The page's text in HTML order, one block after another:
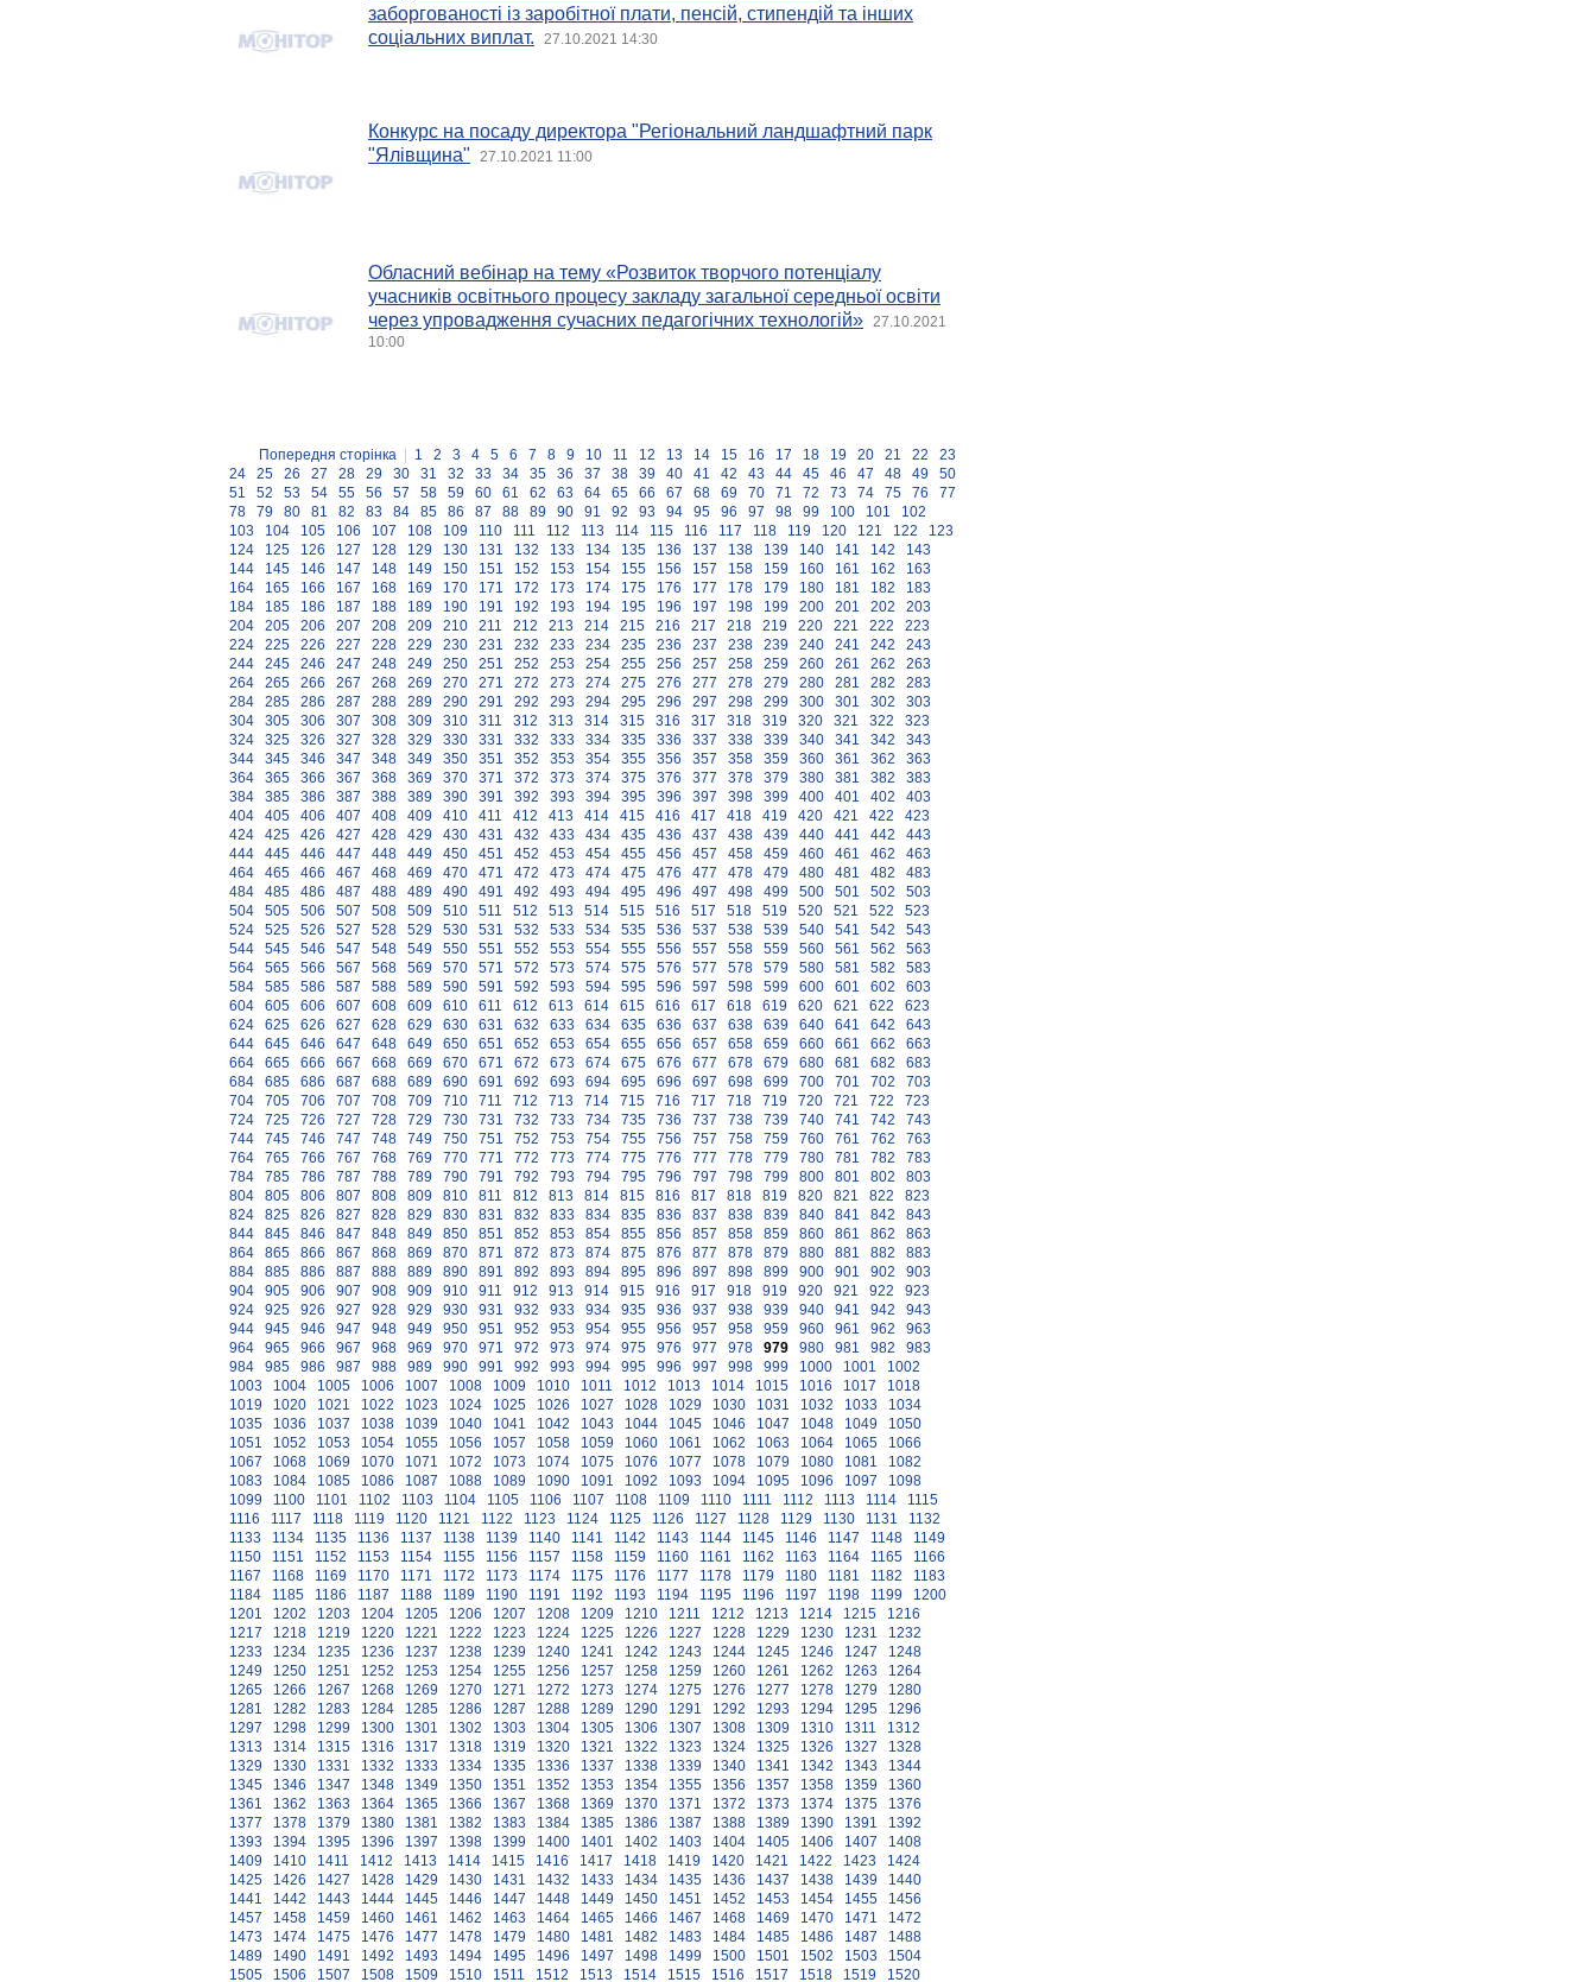
заборгованості із заробітної плати, пенсій, стипендій та інших
соціальних виплат.
27.10.2021 14:30
Конкурс на посаду директора "Регіональний ландшафтний парк
"Ялівщина"
27.10.2021 11:00
Обласний вебінар на тему «Розвиток творчого потенціалу
учасників освітнього процесу закладу загальної середньої освіти
через упровадження сучасних педагогічних технологій»
27.10.2021
10:00
Попередня сторінка 1 2 3 4 5 6 7 8 9 10 11 12 13 14 15 16 17 18 19 20 21 22
23
24
25 26 27 28 29 30 31 32 33 34 35 36 37 38 39 40 41 42 43 44 45 46 47 48 49
50
51
52 53 54 55 56 57 58 59 60 61 62 63 64 65 66 67 68 69 70 71 72 73 74 75 76
77
78
79 80 81 82 83 84 85 86 87 88 89 90 91 92 93 94 95 96 97 98 99 100 101
102
103
104 105 106 107 108 109 110 111 112 113 114 115 116 117 118 119 120 121 122
123
124
125 126 127 128 129 130 131 132 133 134 135 136 137 138 139 140 141 142
143
144
145 146 147 148 149 150 151 152 153 154 155 156 157 158 159 160 161 162
163
164
165 166 167 168 169 170 171 172 173 174 175 176 177 178 179 180 181 182
183
184
185 186 187 188 189 190 191 192 193 194 195 196 197 198 199 200 201 202
203
204
205 206 207 208 209 210 211 212 213 214 215 216 217 218 219 220 221 222
223
224
225 226 227 228 229 230 231 232 233 234 235 236 237 238 239 240 241 242
243
244
245 246 247 248 249 250 251 252 253 254 255 256 257 258 259 260 261 262
263
264
265 266 267 268 269 270 271 272 273 274 275 276 277 278 279 280 281 282
283
284
285 286 287 288 289 290 291 292 293 294 295 296 297 298 299 300 301 302
303
304
305 306 307 308 309 310 311 312 313 314 315 316 317 318 319 320 321 322
323
324
325 326 327 328 329 330 331 332 333 334 335 336 337 338 339 340 341 342
343
344
345 346 347 348 349 350 351 352 353 354 355 356 357 358 359 360 361 362
363
364
365 366 367 368 369 370 371 372 373 374 375 376 377 378 379 380 381 382
383
384
385 386 387 388 389 390 391 392 393 394 395 396 397 398 399 400 401 402
403
404
405 406 407 408 409 410 411 412 413 414 415 416 417 418 419 420 421 422
423
424
425 426 427 428 429 430 431 432 433 434 435 436 437 438 439 440 441 442
443
444
445 446 447 448 449 450 451 452 453 454 455 456 457 458 459 460 461 462
463
464
465 466 467 468 469 470 471 472 473 474 475 476 477 478 479 480 481 482
483
484
485 486 487 488 489 490 491 492 493 494 495 496 497 498 499 500 501 502
503
504
505 506 507 508 509 510 511 512 513 514 515 516 517 518 519 520 521 522
523
524
525 526 527 528 529 530 531 532 533 534 535 536 537 538 539 540 541 542
543
544
545 546 547 548 549 550 551 552 553 554 555 556 557 558 559 560 561 562
563
564
565 566 567 568 569 570 571 572 573 574 575 576 577 578 579 580 581 582
583
584
585 586 587 588 589 590 591 592 593 594 595 596 597 598 599 600 601 602
603
604
605 606 607 608 609 610 611 612 613 614 615 616 617 618 619 620 621 622
623
624
625 626 627 628 629 630 631 632 633 634 635 636 637 638 639 640 641 642
643
644
645 646 647 648 649 650 651 652 653 654 655 656 657 658 659 660 661 662
663
664
665 666 667 668 669 670 671 672 673 674 675 676 677 678 679 680 681 682
683
684
685 686 687 688 689 690 691 692 693 694 695 696 697 698 699 700 701 702
703
704
705 706 707 708 709 710 711 712 713 714 715 716 717 718 719 720 721 722
723
724
725 726 727 728 729 730 731 732 733 734 735 736 737 738 739 740 741 742
743
744
745 746 747 748 749 750 751 752 753 754 755 756 757 758 759 760 761 762
763
764
765 766 767 768 769 770 771 772 773 774 775 776 777 778 779 780 781 782
783
784
785 786 787 788 789 790 791 792 793 794 795 796 797 798 799 800 801 802
803
804
805 806 807 808 809 810 811 812 813 814 815 816 817 818 819 820 821 822
823
824
825 826 827 828 829 830 831 832 833 834 835 836 837 838 839 840 841 842
843
844
845 846 847 848 849 850 851 852 853 854 855 856 857 858 859 860 861 862
863
864
865 866 867 868 869 870 871 872 873 874 875 876 877 878 879 880 881 882
883
884
885 886 887 888 889 890 891 892 893 894 895 896 897 898 899 900 901 902
903
904
905 906 907 908 909 910 911 912 913 914 915 916 917 918 919 920 921 922
923
924
925 926 927 928 929 930 931 932 933 934 935 936 937 938 939 940 941 942
943
944
945 946 947 948 949 950 951 952 953 954 955 956 957 958 959 960 961 962
963
964
965 966 967 968 969 970 971 972 973 974 975 976 977 978 979 980 981 982
983
984
985 986 987 988 989 990 991 992 993 994 995 996 997 998 999 1000 1001
1002
1003
1004 1005 1006 1007 1008 1009 1010 1011 1012 1013 1014 1015 1016 1017
1018
1019
1020 1021 1022 1023 1024 1025 1026 1027 1028 1029 1030 1031 1032 1033
1034
1035
1036 1037 1038 1039 1040 1041 1042 1043 1044 1045 1046 1047 1048 1049
1050
1051
1052 1053 1054 1055 1056 1057 1058 1059 1060 1061 1062 1063 1064 1065
1066
1067
1068 1069 1070 1071 1072 1073 1074 1075 1076 1077 1078 1079 1080 1081
1082
1083
1084 1085 1086 1087 1088 1089 1090 1091 1092 1093 1094 1095 1096 1097
1098
1099
1100 1101 1102 1103 1104 1105 1106 1107 1108 1109 1110 1111 1112 1113 1114
1115
1116
1117 1118 1119 1120 1121 1122 1123 1124 1125 1126 1127 1128 1129 1130 1131
1132
1133
1134 1135 1136 1137 1138 1139 1140 1141 1142 1143 1144 1145 1146 1147 1148
1149
1150
1151 1152 1153 1154 1155 1156 1157 1158 1159 1160 1161 1162 1163 1164 1165
1166
1167
1168 1169 1170 1171 1172 1173 1174 1175 1176 1177 1178 1179 1180 1181 1182
1183
1184
1185 1186 1187 1188 1189 1190 1191 1192 1193 1194 1195 1196 1197 1198 1199
1200
1201
1202 1203 1204 1205 1206 1207 1208 1209 1210 1211 1212 1213 1214 1215
1216
1217
1218 1219 1220 1221 1222 1223 1224 1225 1226 1227 1228 1229 1230 1231
1232
1233
1234 1235 1236 1237 1238 1239 1240 1241 1242 1243 1244 1245 1246 1247
1248
1249
1250 1251 1252 1253 1254 1255 1256 1257 1258 1259 1260 1261 1262 1263
1264
1265
1266 1267 1268 1269 1270 1271 1272 1273 1274 1275 1276 1277 1278 1279
1280
1281
1282 1283 1284 1285 1286 1287 1288 1289 1290 1291 1292 1293 1294 1295
1296
1297
1298 1299 1300 1301 1302 1303 1304 1305 1306 1307 1308 1309 1310 1311
1312
1313
1314 1315 1316 1317 1318 1319 1320 1321 1322 1323 1324 1325 1326 1327
1328
1329
1330 1331 1332 1333 1334 1335 1336 1337 1338 1339 1340 1341 1342 1343
1344
1345
1346 1347 1348 1349 1350 1351 1352 1353 1354 1355 1356 1357 1358 1359
1360
1361
1362 1363 1364 1365 1366 1367 1368 1369 1370 1371 1372 1373 1374 1375
1376
1377
1378 1379 1380 1381 1382 1383 1384 1385 1386 1387 1388 1389 1390 1391
1392
1393
1394 1395 1396 1397 1398 1399 1400 1401 1402 1403 1404 1405 1406 1407
1408
1409
1410 1411 1412 1413 1414 1415 1416 1417 1418 1419 1420 1421 1422 1423
1424
1425
1426 1427 1428 1429 1430 1431 1432 1433 1434 1435 1436 1437 1438 1439
1440
1441
1442 1443 1444 1445 1446 1447 1448 1449 1450 1451 1452 1453 1454 1455
1456
1457
1458 1459 1460 1461 1462 1463 1464 1465 1466 1467 1468 1469 1470 1471
1472
1473
1474 1475 1476 1477 1478 1479 1480 1481 1482 1483 1484 1485 1486 1487
1488
1489
1490 1491 1492 1493 1494 1495 1496 1497 1498 1499 1500 1501 1502 1503
1504
1505
1506 1507 1508 1509 1510 1511 1512 1513 1514 1515 1516 1517 1518 1519 1520